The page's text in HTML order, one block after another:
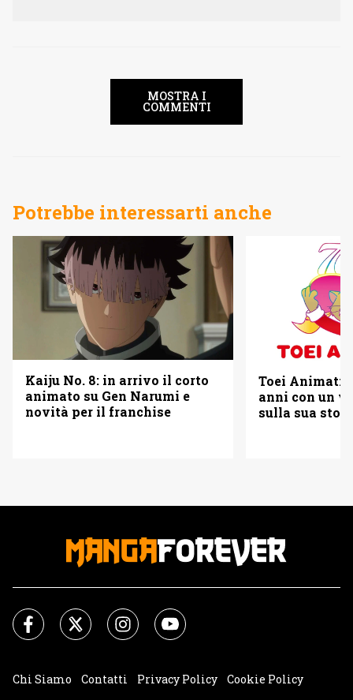
MOSTRA I
COMMENTI
Potrebbe interessarti anche
Kaiju No. 8: in arrivo il corto
animato su Gen Narumi e
novità per il franchise
Toei
anni con un
sulla sua
Chi Siamo Contatti Privacy Policy
Cookie Policy